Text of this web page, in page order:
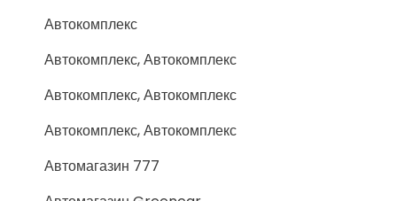
Автокомплекс
Автокомплекс, Автокомплекс
Автокомплекс, Автокомплекс
Автокомплекс, Автокомплекс
Автомагазин 777